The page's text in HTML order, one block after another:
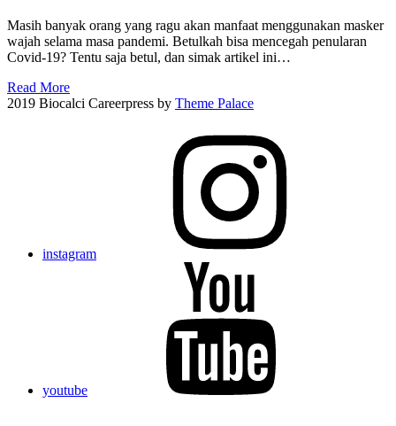
Masih banyak orang yang ragu akan manfaat menggunakan masker
wajah selama masa pandemi. Betulkah bisa mencegah penularan
Covid-19? Tentu saja betul, dan simak artikel ini…
Read More
2019 Biocalci Careerpress by Theme Palace
instagram
youtube